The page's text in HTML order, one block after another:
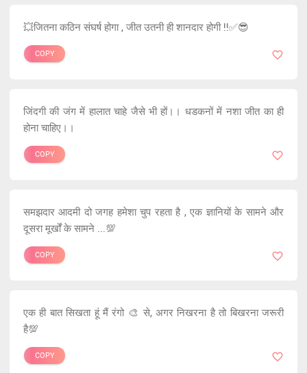
💥जितना कठिन संघर्ष होगा , जीत उतनी ही शानदार होगी !!✅😎
COPY
जिंदगी की जंग में हालात चाहे जैसे भी हों।। धडकनों में नशा जीत का ही
होना चाहिए।।
COPY
समझदार आदमी दो जगह हमेशा चुप रहता है , एक ज्ञानियों के सामने और
दूसरा मूर्खों के सामने ...💯
COPY
एक ही बात सिखता हूं मैं रंगो 🎨 से, अगर निखरना है तो बिखरना जरूरी
है💯
COPY